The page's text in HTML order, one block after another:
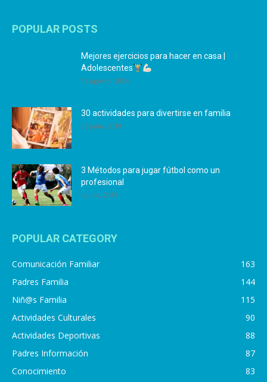
POPULAR POSTS
Mejores ejercicios para hacer en casa |
Adolescentes
12 agosto, 2024
30 actividades para divertirse en familia
25 julio, 2019
3 Métodos para jugar fútbol como un
profesional
4 julio, 2019
POPULAR CATEGORY
Comunicación Familiar
163
Padres Familia
144
Niñ@s Familia
115
Actividades Culturales
90
Actividades Deportivas
88
Padres Información
87
Conocimiento
83